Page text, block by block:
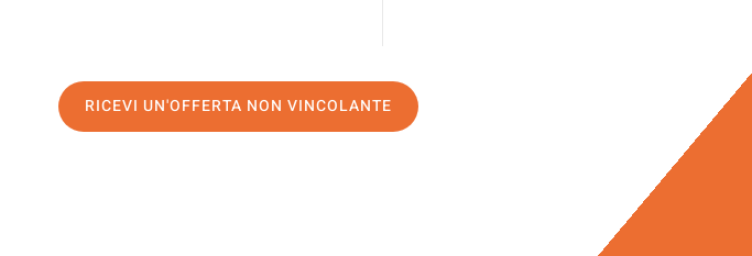
RICEVI UN'OFFERTA NON VINCOLANTE